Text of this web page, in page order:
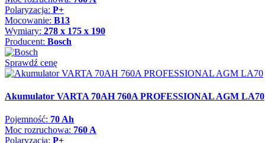
Polaryzacja: P+
Mocowanie: B13
Wymiary: 278 x 175 x 190
Producent: Bosch
Sprawdź cenę
Akumulator VARTA 70AH 760A PROFESSIONAL AGM LA70
Pojemność: 70 Ah
Moc rozruchowa: 760 A
Polaryzacja: P+